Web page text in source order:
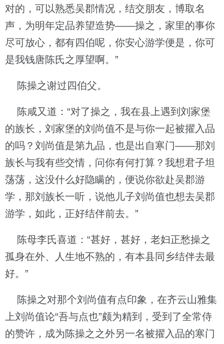
对的，可以熟悉吴郡情况，结交朋友，博取名
声，为明年定品养望造势——操之，家里的事你
尽可放心，都有四伯呢，你安心游学便是，你可
是我钱唐陈氏之厚望啊。”
陈操之谢过四伯父。
陈咸又道：“对了操之，我在县上遇到刘家堡
的族长，刘家堡的刘尚值不是与你一起被擢入品
的吗？刘尚值是第九品，也是出自寒门——那刘
族长与我有些交情，问你有何打算？我想君子坦
荡荡，这没什么好隐瞒的，便说你欲赴吴郡游
学，那刘族长一听，说他儿子刘尚值也想去吴郡
游学，如此，正好结伴前去。”
陈母李氏喜道：“甚好，甚好，老妇正愁操之
孤身在外、人生地不熟的，有本县同乡结伴去最
好。”
陈操之对那个刘尚值有点印象，在齐云山雅集
上刘尚值论“吾与点也”颇为精到，受到了全常侍
的赞许，成为陈操之之外另一名被擢入品的寒门